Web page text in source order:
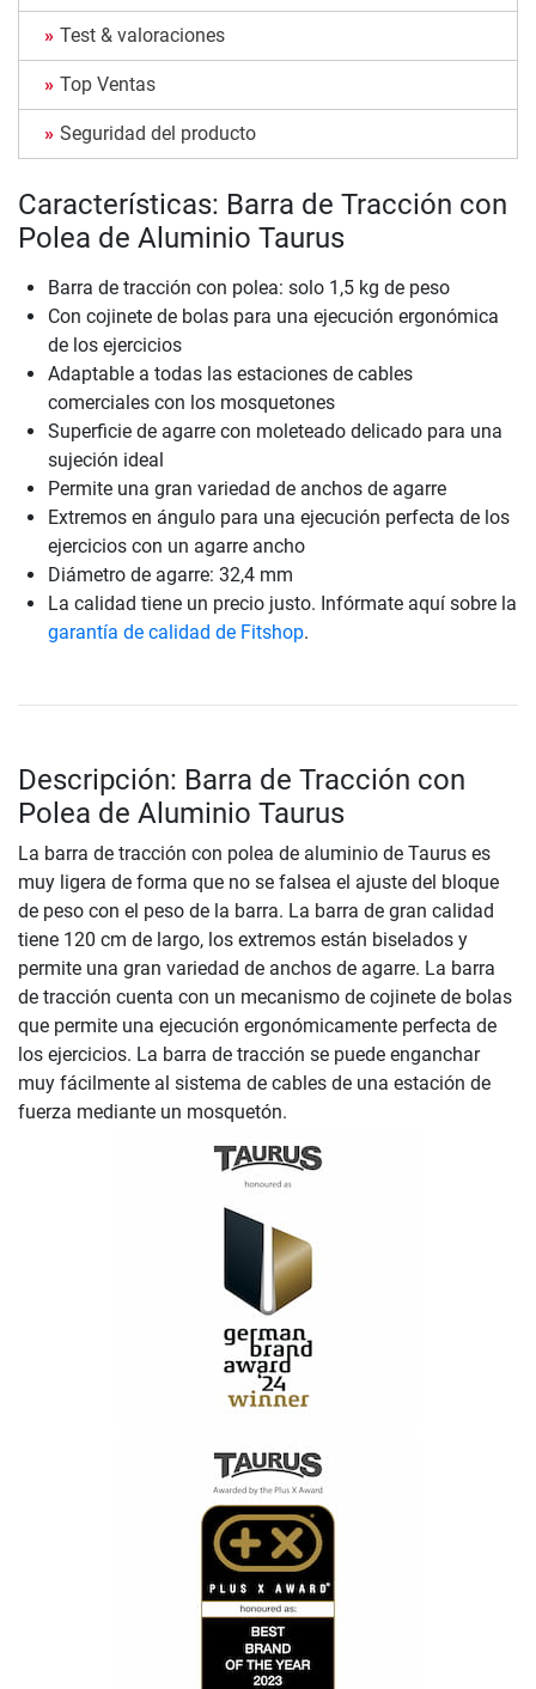
Test & valoraciones
Top Ventas
Seguridad del producto
Características: Barra de Tracción con
Polea de Aluminio Taurus
Barra de tracción con polea: solo 1,5 kg de peso
Con cojinete de bolas para una ejecución ergonómica
de los ejercicios
Adaptable a todas las estaciones de cables
comerciales con los mosquetones
Superficie de agarre con moleteado delicado para una
sujeción ideal
Permite una gran variedad de anchos de agarre
Extremos en ángulo para una ejecución perfecta de los
ejercicios con un agarre ancho
Diámetro de agarre: 32,4 mm
La calidad tiene un precio justo. Infórmate aquí sobre la
garantía de calidad de Fitshop.
Descripción: Barra de Tracción con
Polea de Aluminio Taurus
La barra de tracción con polea de aluminio de Taurus es
muy ligera de forma que no se falsea el ajuste del bloque
de peso con el peso de la barra. La barra de gran calidad
tiene 120 cm de largo, los extremos están biselados y
permite una gran variedad de anchos de agarre. La barra
de tracción cuenta con un mecanismo de cojinete de bolas
que permite una ejecución ergonómicamente perfecta de
los ejercicios. La barra de tracción se puede enganchar
muy fácilmente al sistema de cables de una estación de
fuerza mediante un mosquetón.